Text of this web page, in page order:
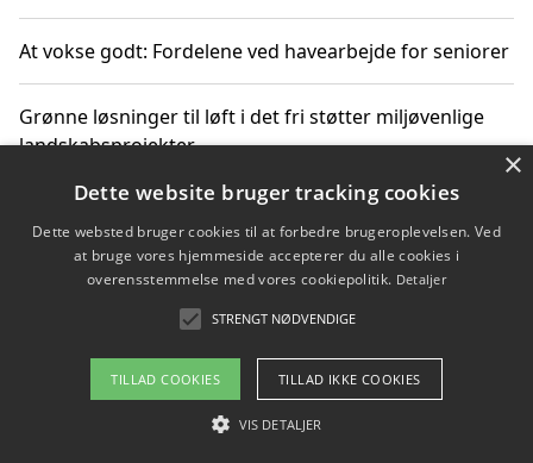
At vokse godt: Fordelene ved havearbejde for seniorer
Grønne løsninger til løft i det fri støtter miljøvenlige
landskabsprojekter
Gør haven til et frirum for familien og naturen
Copyright 2026 - Pilanto Aps
Om / kontakt
Blog Betingelser
×
Dette website bruger tracking cookies
Dette websted bruger cookies til at forbedre brugeroplevelsen. Ved
at bruge vores hjemmeside accepterer du alle cookies i
overensstemmelse med vores cookiepolitik. Detaljer
STRENGT NØDVENDIGE
TILLAD COOKIES TILLAD IKKE COOKIES
VIS DETALJER